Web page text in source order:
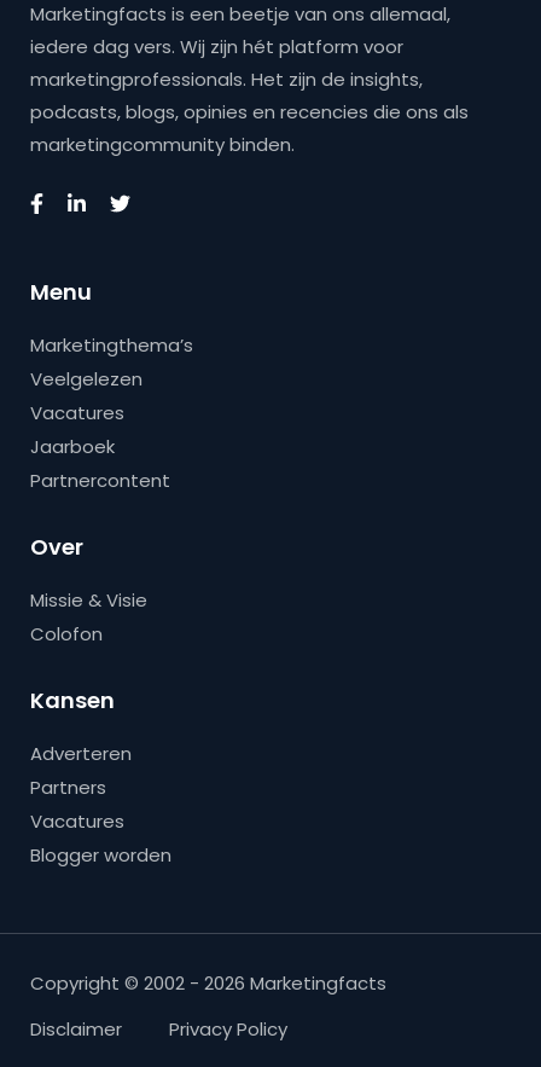
Marketingfacts is een beetje van ons allemaal,
iedere dag vers. Wij zijn hét platform voor
marketingprofessionals. Het zijn de insights,
podcasts, blogs, opinies en recencies die ons als
marketingcommunity binden.
Menu
Marketingthema’s
Veelgelezen
Vacatures
Jaarboek
Partnercontent
Over
Missie & Visie
Colofon
Kansen
Adverteren
Partners
Vacatures
Blogger worden
Copyright © 2002 - 2026 Marketingfacts
Disclaimer
Privacy Policy